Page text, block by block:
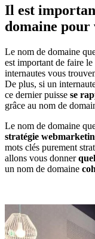
Il est
domaine
Le nom de domaine
est important de faire le
internautes vous
De plus, si un
ce dernier puisse se
grâce au nom de
Le nom de domaine
stratégie
mots clés purement
allons vous donner
un nom de domaine